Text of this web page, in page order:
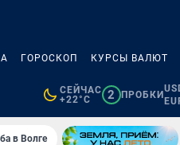
ГОРОСКОП КУРСЫ ВАЛЮТ
СЕЙЧАС
+22°C
2 ПРОБКИ
в Волге